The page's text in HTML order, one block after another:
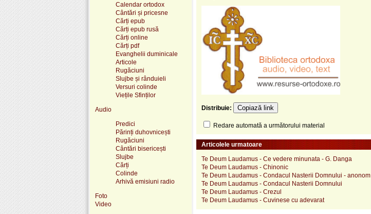
Distribuie: Copiază link
Redare automată a următorului material
Articolele urmatoare
Te Deum Laudamus - Ce vedere minunata - G. Danga
Te Deum Laudamus - Chinonic
Te Deum Laudamus - Condacul Nasterii Domnului - anonom
Te Deum Laudamus - Condacul Nasterii Domnului
Te Deum Laudamus - Crezul
Te Deum Laudamus - Cuvinese cu adevarat
Calendar ortodox
Cântări și pricesne
Cărți epub
Cărți epub rusă
Cărți online
Cărți pdf
Evanghelii duminicale
Articole
Rugăciuni
Slujbe și rânduieli
Versuri colinde
Viețile Sfinților
Audio
Predici
Părinți duhovnicești
Rugăciuni
Cântări bisericești
Slujbe
Cărți
Colinde
Arhivă emisiuni radio
Foto
Video